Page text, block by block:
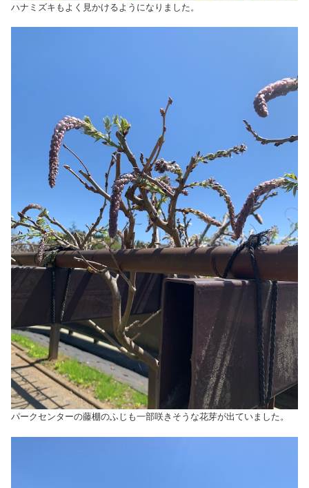
ハナミズキもよく見かけるようになりました。
パークセンターの藤棚のふじも一部咲きそうな花芽が出ていました。